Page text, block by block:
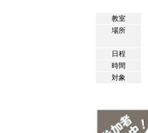
教室
場所
日程
時間
対象